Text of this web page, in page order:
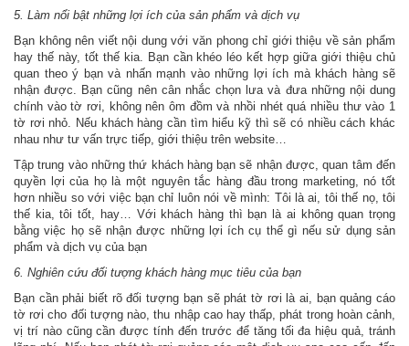
5. Làm nổi bật những lợi ích của sản phẩm và dịch vụ
Bạn không nên viết nội dung với văn phong chỉ giới thiệu về sản phẩm
hay thế này, tốt thế kia. Bạn cần khéo léo kết hợp giữa giới thiệu chủ
quan theo ý bạn và nhấn mạnh vào những lợi ích mà khách hàng sẽ
nhận được. Bạn cũng nên cân nhắc chọn lưa và đưa những nội dung
chính vào tờ rơi, không nên ôm đồm và nhồi nhét quá nhiều thư vào 1
tờ rơi nhỏ. Nếu khách hàng cần tìm hiểu kỹ thì sẽ có nhiều cách khác
nhau như tư vấn trực tiếp, giới thiệu trên website…
Tập trung vào những thứ khách hàng bạn sẽ nhận được, quan tâm đến
quyền lợi của họ là một nguyên tắc hàng đầu trong marketing, nó tốt
hơn nhiều so với việc bạn chỉ luôn nói về mình: Tôi là ai, tôi thế nọ, tôi
thế kia, tôi tốt, hay… Với khách hàng thì bạn là ai không quan trọng
bằng việc họ sẽ nhận được những lợi ích cụ thể gì nếu sử dụng sản
phẩm và dịch vụ của bạn
6. Nghiên cứu đối tượng khách hàng mục tiêu của bạn
Bạn cần phải biết rõ đối tượng bạn sẽ phát tờ rơi là ai, bạn quảng cáo
tờ rơi cho đối tượng nào, thu nhập cao hay thấp, phát trong hoàn cảnh,
vị trí nào cũng cần được tính đến trước để tăng tối đa hiệu quả, tránh